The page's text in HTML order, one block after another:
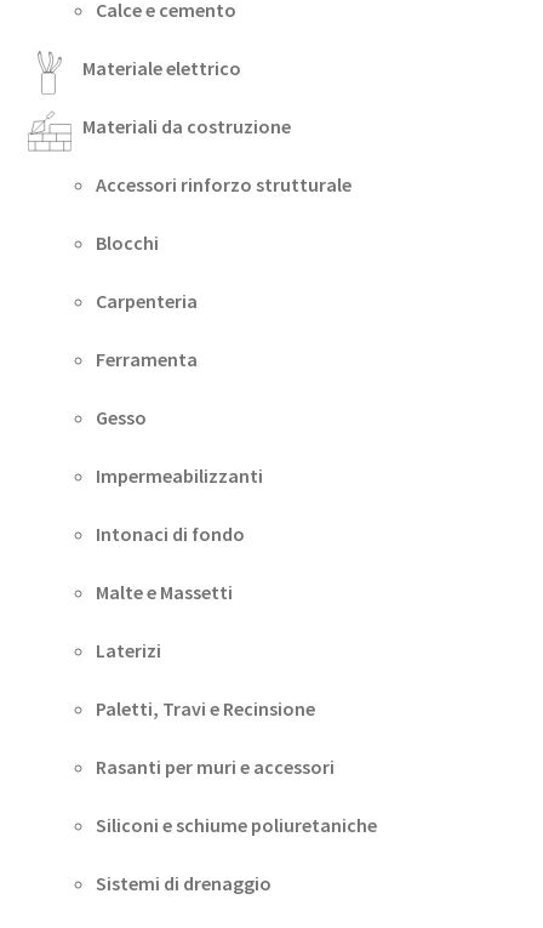
Calce e cemento
Materiale elettrico
Materiali da costruzione
Accessori rinforzo strutturale
Blocchi
Carpenteria
Ferramenta
Gesso
Impermeabilizzanti
Intonaci di fondo
Malte e Massetti
Laterizi
Paletti, Travi e Recinsione
Rasanti per muri e accessori
Siliconi e schiume poliuretaniche
Sistemi di drenaggio